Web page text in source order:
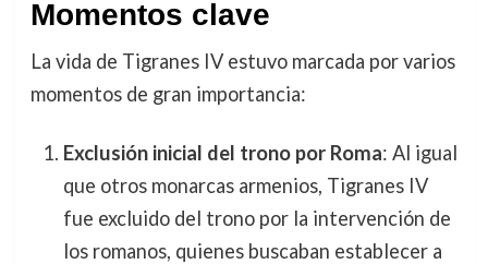
Momentos clave
La vida de Tigranes IV estuvo marcada por varios
momentos de gran importancia:
Exclusión inicial del trono por Roma: Al igual
que otros monarcas armenios, Tigranes IV
fue excluido del trono por la intervención de
los romanos, quienes buscaban establecer a